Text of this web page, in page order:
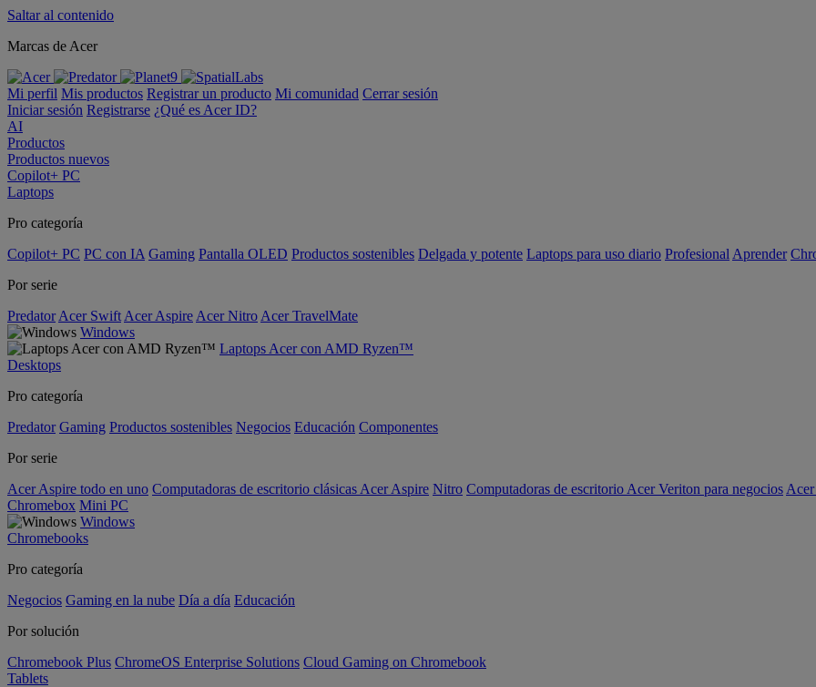
Saltar al contenido
Marcas de Acer
Mi perfil Mis productos Registrar un producto Mi comunidad Cerrar sesión
Iniciar sesión Registrarse ¿Qué es Acer ID?
AI
Productos
Productos nuevos
Copilot+ PC
Laptops
Pro categoría
Copilot+ PC PC con IA Gaming Pantalla OLED Productos sostenibles Delgada y potente Laptops para uso diario Profesional Aprender
Por serie
Predator Acer Swift Acer Aspire Acer Nitro Acer TravelMate
Windows
Laptops Acer con AMD Ryzen™
Desktops
Pro categoría
Predator Gaming Productos sostenibles Negocios Educación Componentes
Por serie
Acer Aspire todo en uno Computadoras de escritorio clásicas Acer Aspire Nitro Computadoras de escritorio Acer Veriton para negocios
Chromebox Mini PC
Windows
Chromebooks
Pro categoría
Negocios Gaming en la nube Día a día Educación
Por solución
Chromebook Plus ChromeOS Enterprise Solutions Cloud Gaming on Chromebook
Tablets